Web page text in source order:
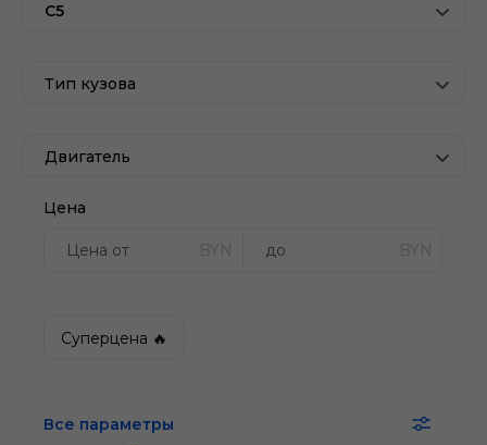
C5
Тип кузова
Двигатель
Цена
BYN BYN
Суперцена 🔥
Все параметры